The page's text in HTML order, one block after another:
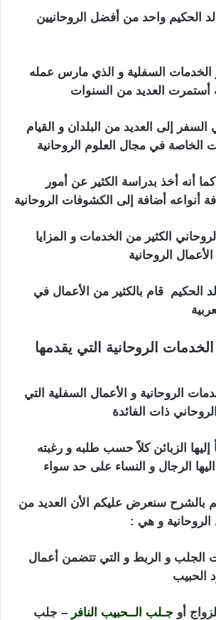
الحكيم واحد من أفضل الروحانيين
و الخدمات السفلية و الذي مارس عمله
أستمرت العديد من السنوات
إلى العديد من البلدان و القيام
الخاصة في مجال العلوم الروحانية
أنه أخذ بدراسة الكثير عن أمور
أنواعه أضافة إلى الكشوفات الروحانية
الكثير من الخدمات و المزايا
الروحانية
الحكيم قام بالكثير من الأعمال في
الروحانية التي يقدمها
الروحانية و الأعمال السفلية التي
ذات الفائدة
إليها الزبائن كلاً حسب طلبه و رغبته
الرجال و النساء على حد سواء
بالشرح سنعرض عليكم الأن العديد من
الروحانية و هي :
الجلب و الربط و التي تتضمن أعمال
الحبيب
أو جـلب الــحبيب النافر – جلب